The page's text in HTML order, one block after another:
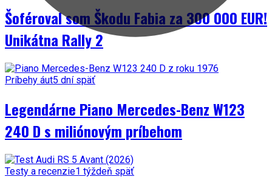
Šoféroval som Škodu Fabia za 300 000 EUR!
Unikátna Rally 2
Príbehy áut5 dní späť
Legendárne Piano Mercedes-Benz W123
240 D s miliónovým príbehom
Testy a recenzie1 týždeň späť